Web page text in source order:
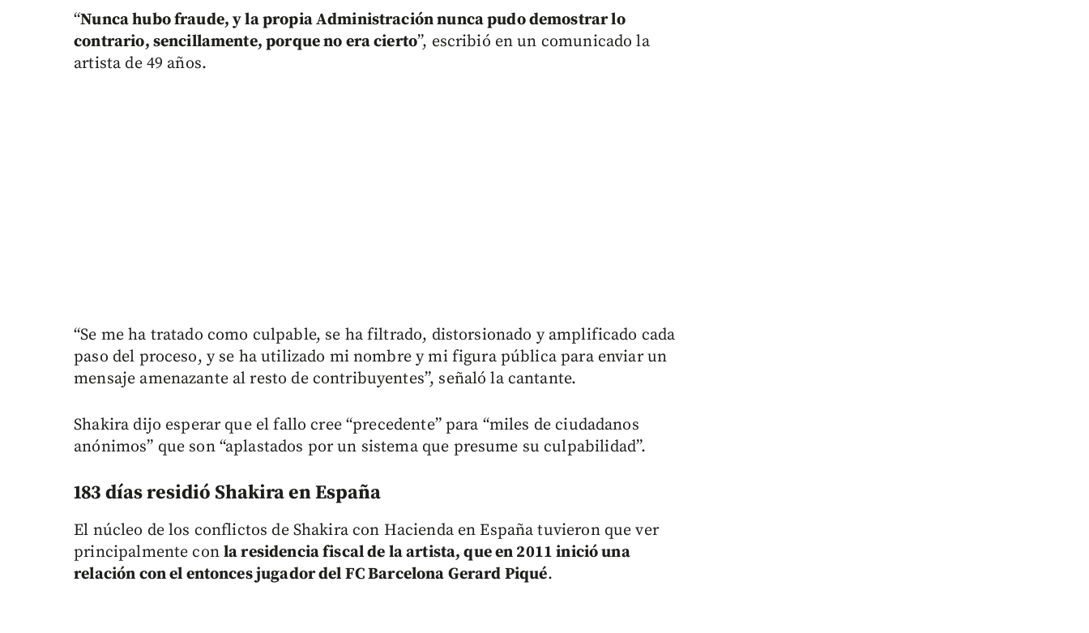
“Nunca hubo fraude, y la propia Administración nunca pudo demostrar lo
contrario, sencillamente, porque no era cierto”, escribió en un comunicado la
artista de 49 años.
“Se me ha tratado como culpable, se ha filtrado, distorsionado y amplificado cada
paso del proceso, y se ha utilizado mi nombre y mi figura pública para enviar un
mensaje amenazante al resto de contribuyentes”, señaló la cantante.
Shakira dijo esperar que el fallo cree “precedente” para “miles de ciudadanos
anónimos” que son “aplastados por un sistema que presume su culpabilidad”.
183 días residió Shakira en España
El núcleo de los conflictos de Shakira con Hacienda en España tuvieron que ver
principalmente conla residencia fiscal de la artista, que en 2011 inició una
relación con el entonces jugador del FC Barcelona Gerard Piqué.